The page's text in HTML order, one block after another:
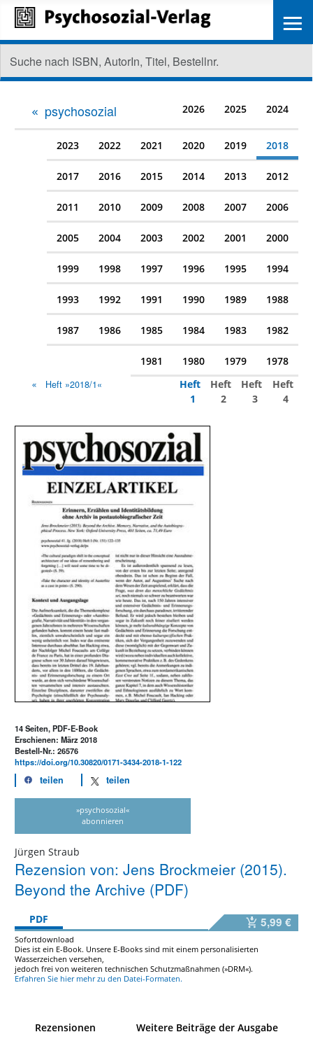
psychosozial 2026 2025 2024
2023 2022 2021 2020 2019 2018
2017 2016 2015 2014 2013 2012
2011 2010 2009 2008 2007 2006
2005 2004 2003 2002 2001 2000
1999 1998 1997 1996 1995 1994
1993 1992 1991 1990 1989 1988
1987 1986 1985 1984 1983 1982
1981 1980 1979 1978
Heft »2018/1«
Heft
1
Heft
2
Heft
3
Heft
4
14 Seiten, PDF-E-Book
Erschienen: März 2018
Bestell-Nr.: 26576
https://doi.org/10.30820/0171-3434-2018-1-122
teilen teilen
»psychosozial«
abonnieren
Jürgen Straub
Rezension von: Jens Brockmeier (2015).
Beyond the Archive (PDF)
PDF 5,99 €
Sofortdownload
Dies ist ein E-Book. Unsere E-Books sind mit einem personalisierten
Wasserzeichen versehen,
jedoch frei von weiteren technischen Schutzmaßnahmen (»DRM«).
Erfahren Sie hier mehr zu den Datei-Formaten.
Rezensionen Weitere Beiträge der Ausgabe
≡